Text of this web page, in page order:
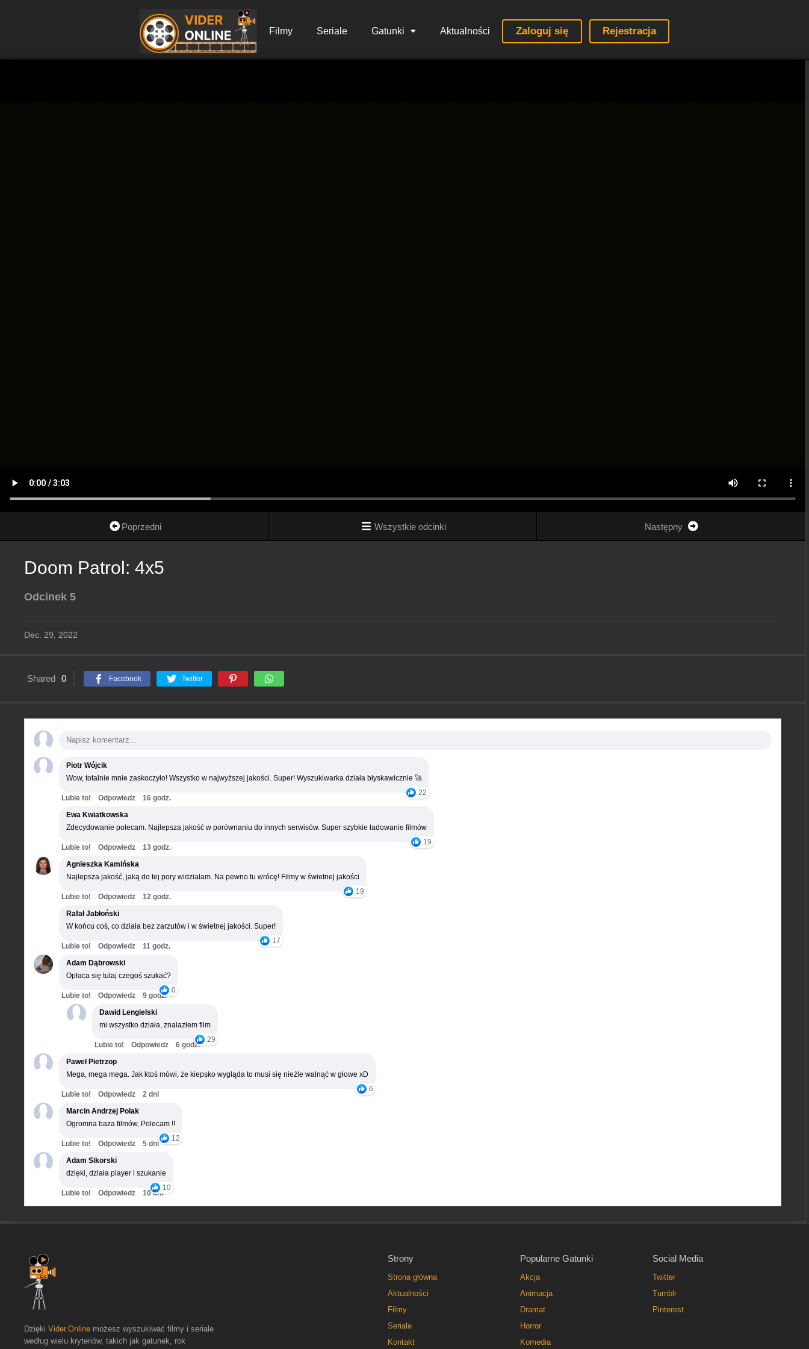
Filmy Seriale Gatunki Aktualności Zaloguj się Rejestracja
Poprzedni Wszystkie odcinki Następny
Doom Patrol: 4x5
Odcinek 5
Dec. 29, 2022
Shared 0 Facebook Twitter
Piotr Wójcik
Wow, totalnie mnie zaskoczyło! Wszystko w najwyższej jakości. Super! Wyszukiwarka działa błyskawicznie 🚀
22
Lubie to! Odpowiedz
16 godz.
Ewa Kwiatkowska
Zdecydowanie polecam. Najlepsza jakość w porównaniu do innych serwisów. Super szybkie ładowanie filmów
19
Lubie to! Odpowiedz
13 godz.
Agnieszka Kamińska
Najlepsza jakość, jaką do tej pory widziałam. Na pewno tu wrócę! Filmy w świetnej jakości
19
Lubie to! Odpowiedz
12 godz.
Rafał Jabłoński
W końcu coś, co działa bez zarzutów i w świetnej jakości. Super!
17
Lubie to! Odpowiedz
11 godz.
Adam Dąbrowski
Opłaca się tutaj czegoś szukać?
0
Lubie to! Odpowiedz
9 godz.
Dawid Lengielski
mi wszystko działa, znalazłem film
29
Lubie to! Odpowiedz
6 godz.
Paweł Pietrzop
Mega, mega mega. Jak ktoś mówi, że kiepsko wygląda to musi się nieźle walnąć w głowe xD
6
Lubie to! Odpowiedz
2 dni
Marcin Andrzej Polak
Ogromna baza filmów, Polecam !!
12
Lubie to! Odpowiedz
5 dni
Adam Sikorski
dzięki, działa player i szukanie
10
Lubie to! Odpowiedz 10 dni
Strony
Strona główna
Aktualności
Filmy
Seriale
Kontakt
Popularne Gatunki
Akcja
Animacja
Dramat
Horror
Komedia
Social Media
Twitter
Tumblr
Pinterest
Dzięki Vider.Online możesz wyszukiwać filmy i seriale
według wielu kryteriów, takich jak gatunek, rok